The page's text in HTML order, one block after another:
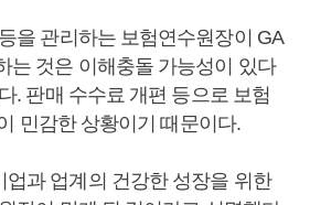
을 관리하는 보험연수원장이 GA
는 것은 이해충돌 가능성이 있다
. 판매 수수료 개편 등으로 보험
민감한 상황이기 때문이다.
업과 업계의 건강한 성장을 위한